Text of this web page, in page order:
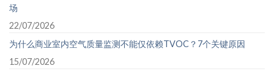
场
22/07/2026
为什么商业室内空气质量监测不能仅依赖TVOC？7个关键原因
15/07/2026